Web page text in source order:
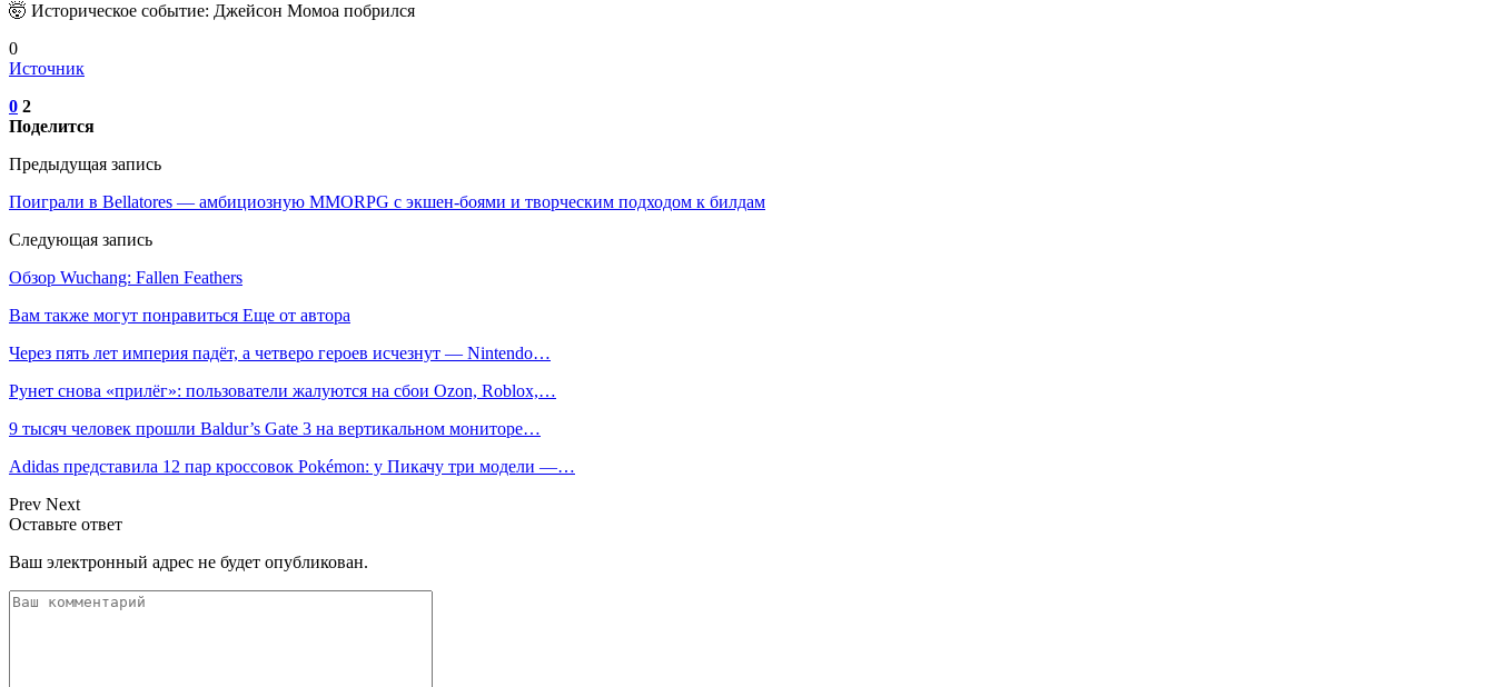
🤯 Историческое событие: Джейсон Момоа побрился
0
Источник
0 2
Поделится
Предыдущая запись
Поиграли в Bellatores — амбициозную MMORPG с экшен-боями и творческим подходом к билдам
Следующая запись
Обзор Wuchang: Fallen Feathers
Вам также могут понравиться Еще от автора
Через пять лет империя падёт, а четверо героев исчезнут — Nintendo…
Рунет снова «прилёг»: пользователи жалуются на сбои Ozon, Roblox,…
9 тысяч человек прошли Baldur’s Gate 3 на вертикальном мониторе…
Adidas представила 12 пар кроссовок Pokémon: у Пикачу три модели —…
Prev Next
Оставьте ответ
Ваш электронный адрес не будет опубликован.